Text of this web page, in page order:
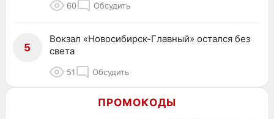
60 Обсудить
5
Вокзал «Новосибирск-Главный» остался без
света
51 Обсудить
ПРОМОКОДЫ